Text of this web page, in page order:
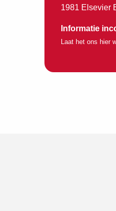
1981 Elsevier
Informatie
Laat het ons hier